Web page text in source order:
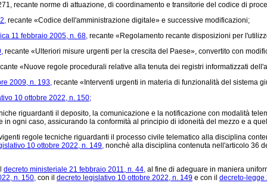
recante norme di attuazione, di coordinamento e transitorie del codice di
recante «Codice dell'amministrazione digitale» e successive modificazioni;
11 febbraio 2005, n. 68, recante «Regolamento recante disposizioni per
recante «Ulteriori misure urgenti per la crescita del Paese», convertito con
«Nuove regole procedurali relative alla tenuta dei registri informatizzati
2009, n. 193, recante «Interventi urgenti in materia di funzionalità del sistema
10 ottobre 2022, n. 150;
riguardanti il deposito, la comunicazione e la notificazione con modalità
in ogni caso, assicurando la conformità al principio di idoneità del mezzo e a
regole tecniche riguardanti il processo civile telematico alla disciplina
10 ottobre 2022, n. 149, nonchè alla disciplina contenuta nell'articolo 36
decreto ministeriale 21 febbraio 2011, n. 44, al fine di adeguare in maniera
n. 150, con il decreto legislativo 10 ottobre 2022, n. 149 e con il decreto-legge